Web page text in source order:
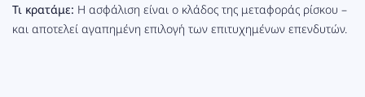
Τι κρατάμε: Η ασφάλιση είναι ο κλάδος της μεταφοράς ρίσκου –
και αποτελεί αγαπημένη επιλογή των επιτυχημένων επενδυτών.